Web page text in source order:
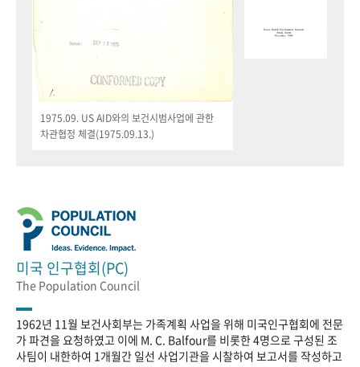
1975.09. US AID와의 보건시범사업에 관한
차관협정 체결(1975.09.13.)
미국 인구협회(PC)
The Population Council
1962년 11월 보건사회부는 가족계획 사업을 위해 미국인구협회에 전문
가 파견을 요청하였고 이에 M. C. Balfour를 비롯한 4명으로 구성된 조
사팀이 내한하여 1개월간 일선 사업기관을 시찰하여 보고서를 작성하고